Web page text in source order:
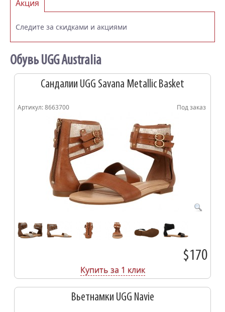
Акция
Следите за скидками и акциями
Обувь UGG Australia
Сандалии UGG Savana Metallic Basket
Артикул: 8663700 Под заказ
$170
Купить за 1 клик
Вьетнамки UGG Navie